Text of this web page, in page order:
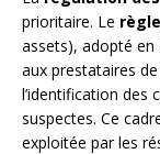
prioritaire. Le
assets), adopté
aux prestataires
l’identification des
suspectes. Ce
exploitée par les